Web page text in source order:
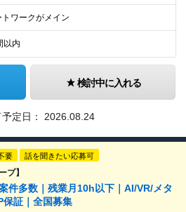
トワークがメイン
以内
検討中に入れる
定日： 2026.08.24
要 話を聞きたい応募可
プ】
件多数｜残業月10h以下｜AI/VR/メタ
保証｜全国募集